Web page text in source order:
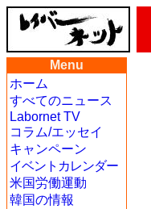
Menu
ホーム
すべてのニュース
Labornet TV
コラム/エッセイ
キャンペーン
イベントカレンダー
米国労働運動
韓国の情報